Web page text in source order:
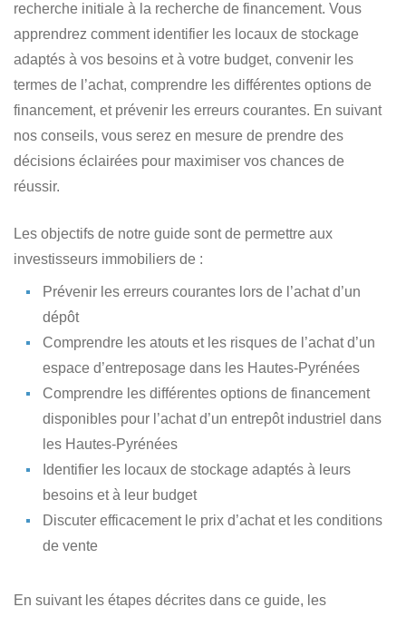
recherche initiale à la recherche de financement. Vous
apprendrez comment identifier les locaux de stockage
adaptés à vos besoins et à votre budget, convenir les
termes de l’achat, comprendre les différentes options de
financement, et prévenir les erreurs courantes. En suivant
nos conseils, vous serez en mesure de prendre des
décisions éclairées pour maximiser vos chances de
réussir.
Les objectifs de notre guide sont de permettre aux
investisseurs immobiliers de :
Prévenir les erreurs courantes lors de l’achatd’un
dépôt
Comprendre les atouts et les risques de l’achat d’un
espace d’entreposage dans les Hautes-Pyrénées
Comprendre les différentes options de financement
disponibles pour l’achat d’un entrepôt industriel dans
les Hautes-Pyrénées
Identifier les locaux de stockage adaptés à leurs
besoins et à leur budget
Discuter efficacement le prix d’achatet les conditions
de vente
En suivant les étapes décrites dans ce guide, les